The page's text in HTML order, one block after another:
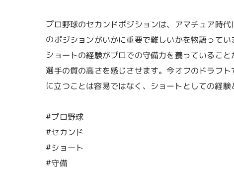
プロ野球のセカンドポジションは、アマチュア時
のポジションがいかに重要で難しいかを物語って
ショートの経験がプロでの守備力を養っているこ
選手の質の高さを感じさせます。今オフのドラフ
に立つことは容易ではなく、ショートとしての経
#プロ野球
#セカンド
#ショート
#守備